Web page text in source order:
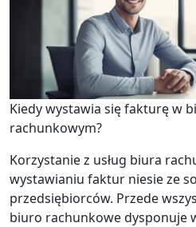
Kiedy wystawia się fakturę w
rachunkowym?
Korzystanie z usług biura
wystawianiu faktur niesie ze
przedsiębiorców. Przede
biuro rachunkowe dysponuje